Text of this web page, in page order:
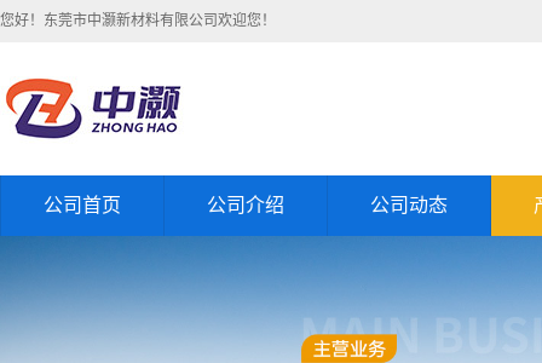
您好！东莞市中灏新材料有限公司欢迎您！
公司首页 公司介绍 公司动态